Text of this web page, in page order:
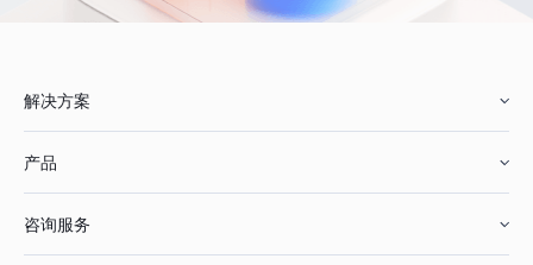
解决方案
产品
咨询服务